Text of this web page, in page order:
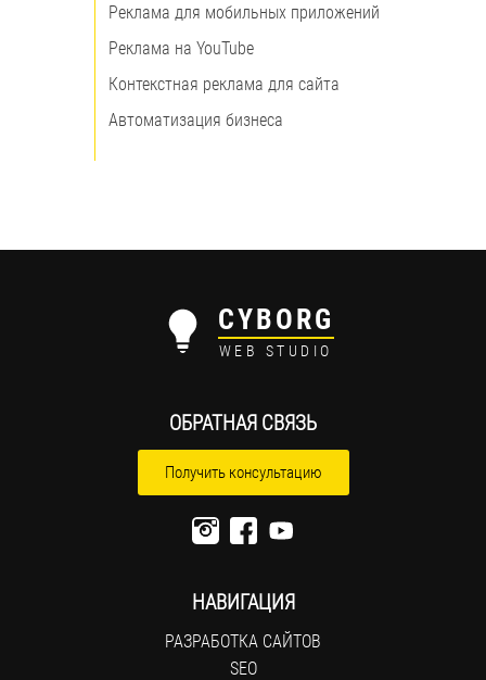
Реклама для мобильных приложений
Реклама на YouTube
Контекстная реклама для сайта
Автоматизация бизнеса
CYBORG
WEB STUDIO
НАВИГАЦИЯ
РАЗРАБОТКА САЙТОВ
SEO
ОБРАТНАЯ СВЯЗЬ
Получить консультацию